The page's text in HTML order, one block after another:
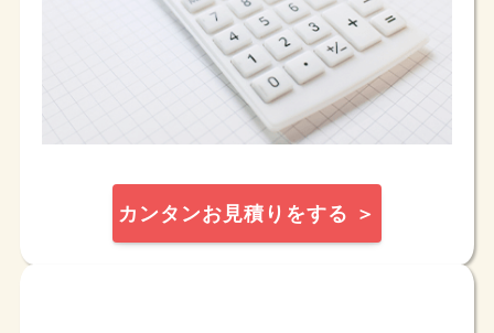
カンタンお見積りをする ＞